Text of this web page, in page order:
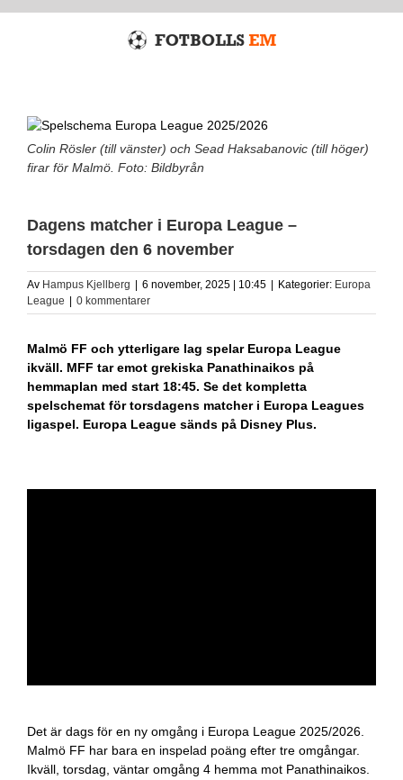
Colin Rösler (till vänster) och Sead Haksabanovic (till höger)
firar för Malmö. Foto: Bildbyrån
Dagens matcher i Europa League –
torsdagen den 6 november
Av Hampus Kjellberg 6 november, 2025 | 10:45 Kategorier: Europa
League
0 kommentarer
Malmö FF och ytterligare lag spelar Europa League
ikväll. MFF tar emot grekiska Panathinaikos på
hemmaplan med start 18:45. Se det kompletta
spelschemat för torsdagens matcher i Europa Leagues
ligaspel. Europa League sänds på Disney Plus.
Det är dags för en ny omgång i Europa League 2025/2026.
Malmö FF har bara en inspelad poäng efter tre omgångar.
Ikväll, torsdag, väntar omgång 4 hemma mot Panathinaikos.